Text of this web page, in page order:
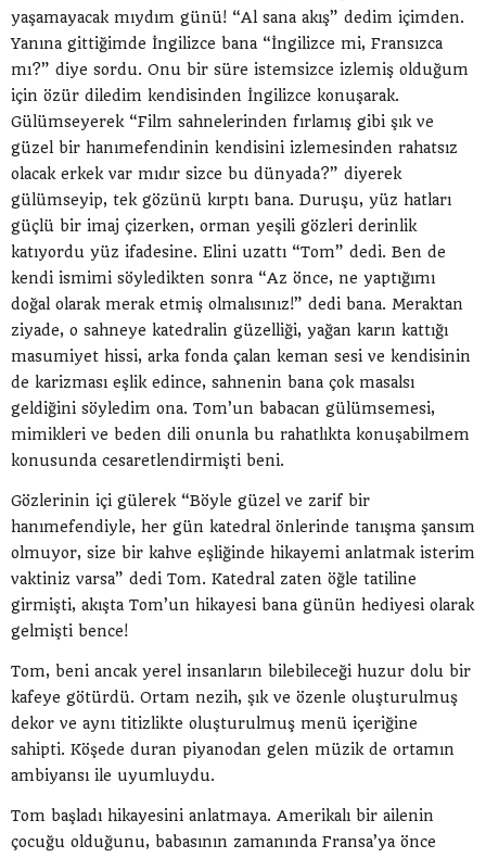
yaşamayacak mıydım günü! “Al sana akış” dedim içimden.
Yanına gittiğimde İngilizce bana “İngilizce mi, Fransızca
mı?” diye sordu. Onu bir süre istemsizce izlemiş olduğum
için özür diledim kendisinden İngilizce konuşarak.
Gülümseyerek “Film sahnelerinden fırlamış gibi şık ve
güzel bir hanımefendinin kendisini izlemesinden rahatsız
olacak erkek var mıdır sizce bu dünyada?” diyerek
gülümseyip, tek gözünü kırptı bana. Duruşu, yüz hatları
güçlü bir imaj çizerken, orman yeşili gözleri derinlik
katıyordu yüz ifadesine. Elini uzattı “Tom” dedi. Ben de
kendi ismimi söyledikten sonra “Az önce, ne yaptığımı
doğal olarak merak etmiş olmalısınız!” dedi bana. Meraktan
ziyade, o sahneye katedralin güzelliği, yağan karın kattığı
masumiyet hissi, arka fonda çalan keman sesi ve kendisinin
de karizması eşlik edince, sahnenin bana çok masalsı
geldiğini söyledim ona. Tom’un babacan gülümsemesi,
mimikleri ve beden dili onunla bu rahatlıkta konuşabilmem
konusunda cesaretlendirmişti beni.
Gözlerinin içi gülerek “Böyle güzel ve zarif bir
hanımefendiyle, her gün katedral önlerinde tanışma şansım
olmuyor, size bir kahve eşliğinde hikayemi anlatmak isterim
vaktiniz varsa” dedi Tom. Katedral zaten öğle tatiline
girmişti, akışta Tom’un hikayesi bana günün hediyesi olarak
gelmişti bence!
Tom, beni ancak yerel insanların bilebileceği huzur dolu bir
kafeye götürdü. Ortam nezih, şık ve özenle oluşturulmuş
dekor ve aynı titizlikte oluşturulmuş menü içeriğine
sahipti. Köşede duran piyanodan gelen müzik de ortamın
ambiyansı ile uyumluydu.
Tom başladı hikayesini anlatmaya. Amerikalı bir ailenin
çocuğu olduğunu, babasının zamanında Fransa’ya önce